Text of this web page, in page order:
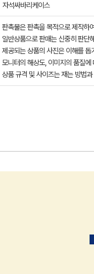
자석싸바리케이스
판촉물은 판촉을 목적으로 제작하
일반상품으로 판매는 신중히 판단
제공되는 상품의 사진은 이해를
모니터의 해상도, 이미지의 품질
상품 규격 및 사이즈는 재는 방법